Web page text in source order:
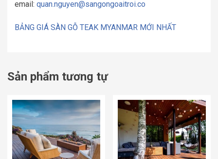
email: quan.nguyen@sangongoaitroi.co
BẢNG GIÁ SÀN GỖ TEAK MYANMAR MỚI NHẤT
Sản phẩm tương tự